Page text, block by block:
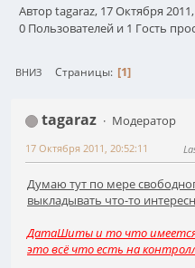
Автор tagaraz, 17 Октября 2011,
0 Пользователей и 1 Гость
ВНИЗ Страницы 1
tagaraz Модератор
17 Октября 2011, 20:52:11
Думаю тут по мере
выкладывать что-то
ДатаШиты и то что имеется
это всё что есть на